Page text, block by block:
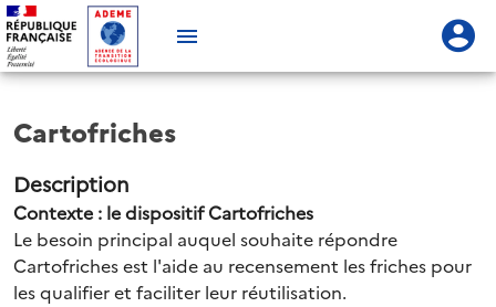
Cartofriches
Description
Contexte : le dispositif Cartofriches
Le besoin principal auquel souhaite répondre
Cartofriches est l'aide au recensement les friches pour
les qualifier et faciliter leur réutilisation.